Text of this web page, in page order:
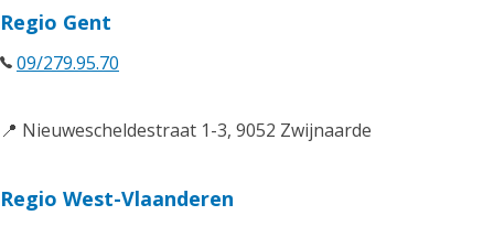
Regio Gent
09/279.95.70
📍 Nieuwescheldestraat 1-3, 9052 Zwijnaarde
Regio West-Vlaanderen